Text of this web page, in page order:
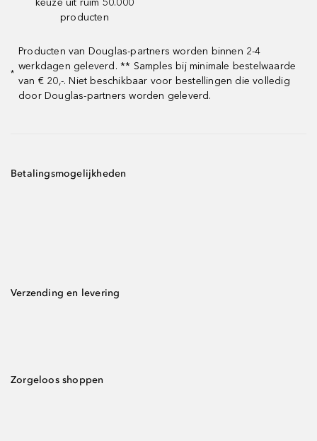
keuze uit ruim 50.000
producten
*
Producten van Douglas-partners worden binnen 2-4
werkdagen geleverd. ** Samples bij minimale bestelwaarde
van € 20,-. Niet beschikbaar voor bestellingen die volledig
door Douglas-partners worden geleverd.
Betalingsmogelijkheden
Verzending en levering
Zorgeloos shoppen